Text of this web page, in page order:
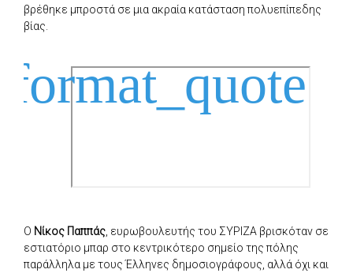
βρέθηκε μπροστά σε μια ακραία κατάσταση πολυεπίπεδης
βίας.
Ο Νίκος Παππάς , ευρωβουλευτής του ΣΥΡΙΖΑ βρισκόταν σε
εστιατόριο μπαρ στο κεντρικότερο σημείο της πόλης
παράλληλα με τους Έλληνες δημοσιογράφους, αλλά όχι και